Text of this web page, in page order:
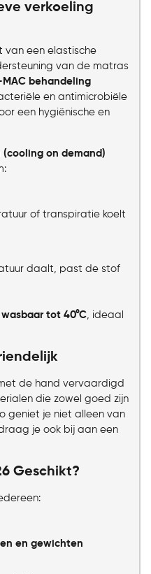
verkoeling
van een elastische
van de matras
behandeling
en antimicrobiële
een hygiënische en
on demand)
of transpiratie koelt
daalt, past de stof
tot 40°C, ideaal
de hand vervaardigd
die zowel goed zijn
geniet je niet alleen van
je ook bij aan een
Geschikt?
en gewichten